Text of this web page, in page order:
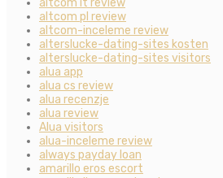
altcom it review
altcom pl review
altcom-inceleme review
alterslucke-dating-sites kosten
alterslucke-dating-sites visitors
alua app
alua cs review
alua recenzje
alua review
Alua visitors
alua-inceleme review
always payday loan
amarillo eros escort